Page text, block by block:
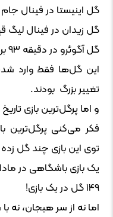
گل اینیستا در فینال جام
گل زیدان در فینال لیگ
گل آگوئرو در دقیقه ۹۳ برای منچستر سیتی
این گل‌ها فقط وارد
تغییر بزرگ بودند.
و اما پرگل‌ترین بازی
فکر می‌کنی پرگل‌ترین
توی این بازی چند گل
یک بازی باشگاهی در
۱۴۹ گل در یک بازی!
اما نه از سر هیجان، نه